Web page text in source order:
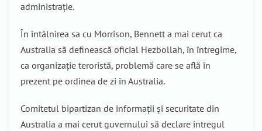
administrație.
În întâlnirea sa cu Morrison, Bennett a mai cerut ca
Australia să definească oficial Hezbollah, în întregime,
ca organizație teroristă, problemă care se află în
prezent pe ordinea de zi în Australia.
Comitetul bipartizan de informații și securitate din
Australia a mai cerut guvernului să declare întregul